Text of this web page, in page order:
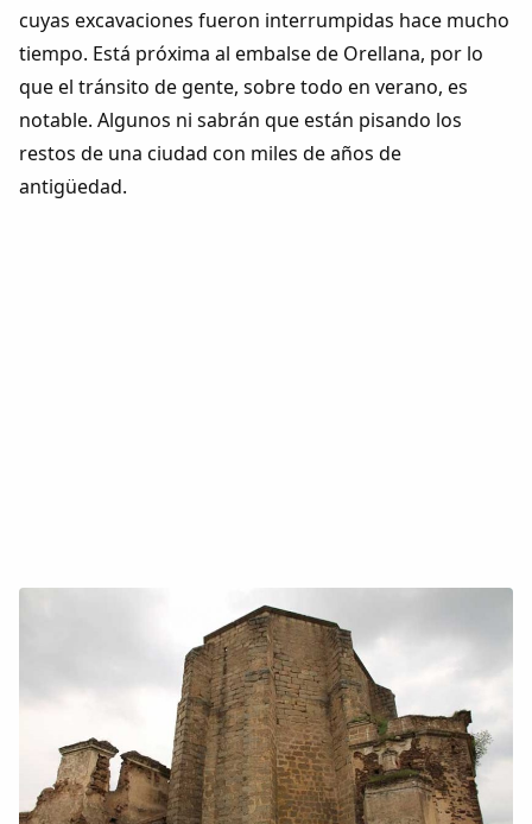
cuyas excavaciones fueron interrumpidas hace mucho
tiempo. Está próxima al embalse de Orellana, por lo
que el tránsito de gente, sobre todo en verano, es
notable. Algunos ni sabrán que están pisando los
restos de una ciudad con miles de años de
antigüedad.